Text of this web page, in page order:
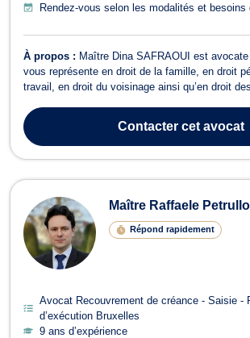
Rendez-vous selon les modalités et besoins
À propos : Maître Dina SAFRAOUI est
vous représente en droit de la famille, en droit
travail, en droit du voisinage ainsi qu’en droit
et représente ses clients dans les affaires
Contactercet avocat
Maître Raffaele Petrullo
Répond rapidement
Avocat Recouvrement de créance - Saisie -
d’exécution Bruxelles
9 ans d’expérience